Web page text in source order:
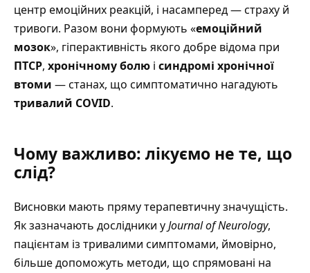
центр емоційних реакцій, і насамперед — страху й
тривоги. Разом вони формують «емоційний
мозок», гіперактивність якого добре відома при
ПТСР, хронічному болю і синдромі хронічної
втоми — станах, що симптоматично нагадують
тривалий COVID.
Чому важливо: лікуємо не те, що
слід?
Висновки мають пряму терапевтичну значущість.
Як зазначають дослідники уJournal of Neurology,
пацієнтам із тривалими симптомами, ймовірно,
більше допоможуть методи, що спрямовані на